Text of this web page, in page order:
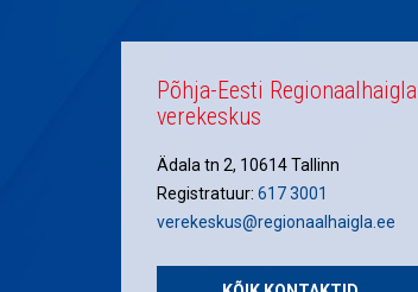
Põhja-Eesti Regionaalhaigla
verekeskus
Ädala tn 2, 10614 Tallinn
Registratuur: 617 3001
verekeskus@regionaalhaigla.ee